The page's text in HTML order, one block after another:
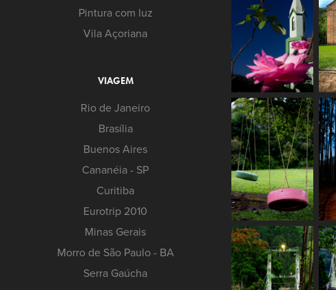
Pintura com luz
Vila Açoriana
VIAGEM
Rio de Janeiro
Brasília
Buenos Aires
Cananéia - SP
Curitiba
Eurotrip 2010
Minas Gerais
Morro de São Paulo - BA
Serra Gaúcha